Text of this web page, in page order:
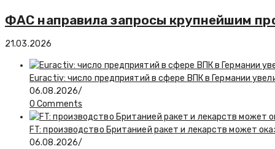
ФАС направила запросы крупнейшим
21.03.2026
Euractiv: число предприятий в сфере ВПК в Германии
06.08.2026/
0 Comments
FT: производство Британией ракет и лекарств может
06.08.2026/